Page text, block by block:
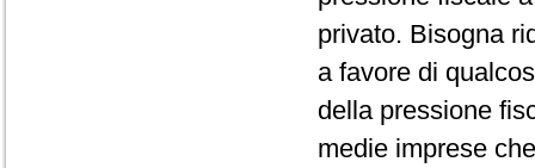
privato. Bisogna
a favore di
della pressione
medie imprese